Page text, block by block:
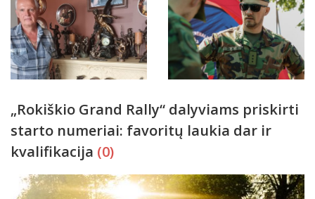
„Rokiškio Grand Rally“ dalyviams priskirti
starto numeriai: favoritų laukia dar ir
kvalifikacija (0)